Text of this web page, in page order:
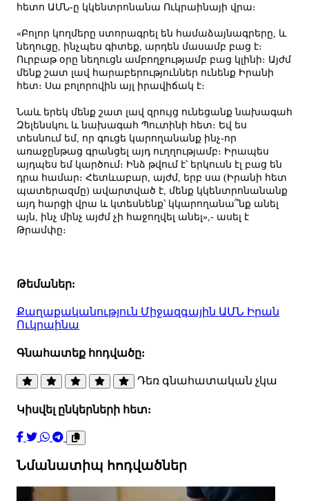
հետո ԱՄՆ-ը կկենտրոնանա Ուկրաինայի վրա։
«Բոլոր կողմերը ստորագրել են համաձայնագրերը, և
նեղուցը, ինչպես գիտեք, արդեն մասամբ բաց է։
Ուրբաթ օրը նեղուցն ամբողջությամբ բաց կլինի։ Այժմ
մենք շատ լավ հարաբերություններ ունենք Իրանի
հետ։ Սա բոլորովին այլ իրավիճակ է։
Նաև երեկ մենք շատ լավ զրույց ունեցանք նախագահ
Զելենսկու և նախագահ Պուտինի հետ։ Եվ ես
տեսնում եմ, որ գուցե կարողանանք ինչ-որ
առաջընթաց գրանցել այդ ուղղությամբ։ Իրապես
այդպես եմ կարծում։ Ինձ թվում է՝ երկուսն էլ բաց են
դրա համար։ Հետևաբար, այժմ, երբ սա (Իրանի հետ
պատերազմը) ավարտված է, մենք կկենտրոնանանք
այդ հարցի վրա և կտեսնենք՝ կկարողանա՞նք անել
այն, ինչ մինչ այժմ չի հաջողվել անել»,- ասել է
Թրամփը։
Թեմաներ:
Քաղաքականություն Միջազգային ԱՄՆ Իրան
Ուկրաինա
Գնահատեք հոդվածը:
Դեռ գնահատական չկա
Կիսվել ընկերների հետ:
Նմանատիպ հոդվածներ